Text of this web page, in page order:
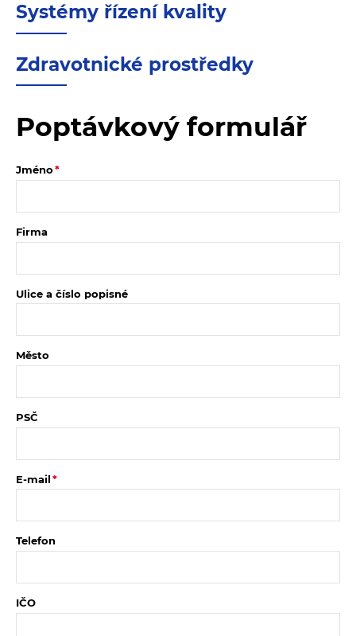
Systémy řízení kvality
Zdravotnické prostředky
Poptávkový formulář
Jméno
Firma
Ulice a číslo popisné
Město
PSČ
E-mail
Telefon
IČO